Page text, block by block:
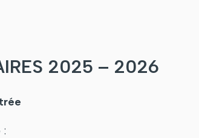
2025 – 2026
: